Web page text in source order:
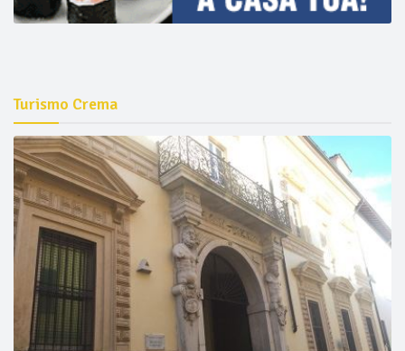
Turismo Crema